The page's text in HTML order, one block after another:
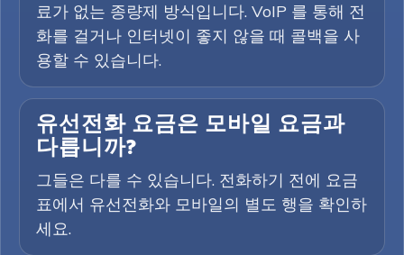
료가 없는 종량제 방식입니다. VoIP 를 통해 전
화를 걸거나 인터넷이 좋지 않을 때 콜백을 사
용할 수 있습니다.
유선전화 요금은 모바일 요금과
다릅니까?
그들은 다를 수 있습니다. 전화하기 전에 요금
표에서 유선전화와 모바일의 별도 행을 확인하
세요.